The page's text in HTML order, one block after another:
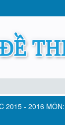
2015 - 2016